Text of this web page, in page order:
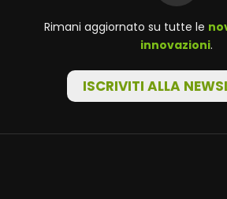
Rimani aggiornato su tutte le
innovazioni.
ISCRIVITI ALLA